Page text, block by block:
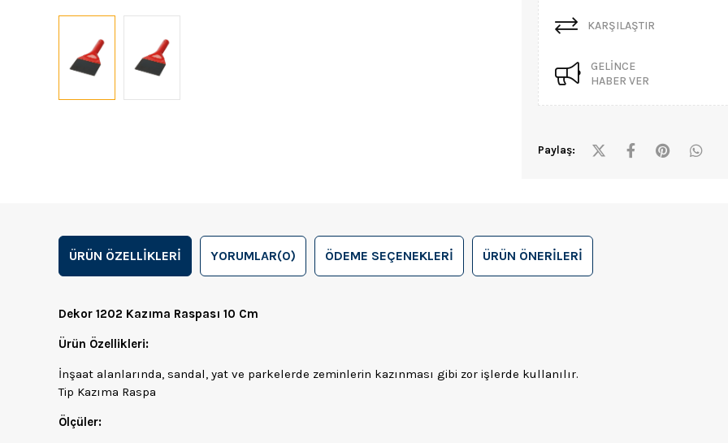
KARŞILAŞTIR
GELINCE
HABER VER
Paylaş:
ÜRÜN ÖZELLIKLERI YORUMLAR(0) ÖDEME SEÇENEKLERI ÜRÜN ÖNERILERI
Dekor 1202 Kazıma Raspası 10 Cm
Ürün Özellikleri:
İnşaat alanlarında, sandal, yat ve parkelerde zeminlerin kazınması gibi zor işlerde kullanılır.
Tip Kazıma Raspa
Ölçüler: